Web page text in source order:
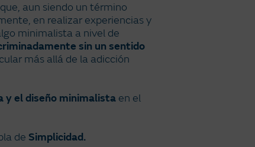
aun siendo un término
en realizar experiencias y
minimalista a nivel de
sin un sentido
más allá de la adicción
y el diseño minimalista en el
de Simplicidad.